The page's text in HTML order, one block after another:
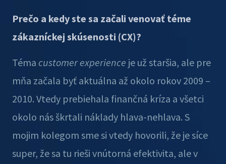
Prečo a kedy ste sa začali venovať téme
zákazníckej skúsenosti (CX)?
Téma customer experience je už staršia, ale pre
mňa začala byť aktuálna až okolo rokov 2009 –
2010. Vtedy prebiehala finančná kríza a všetci
okolo nás škrtali náklady hlava-nehlava. S
mojim kolegom sme si vtedy hovorili, že je síce
super, že sa tu rieši vnútorná efektivita, ale v